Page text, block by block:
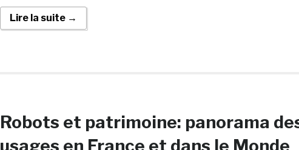
Lire la suite →
Robots et patrimoine: panorama
usages en France et dans le Monde